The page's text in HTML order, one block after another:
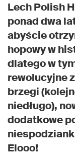
Lech Polish
ponad dwa
abyście
hopowy w
dlatego w
rewolucyjne
brzegi
niedługo),
dodatkowe
Elooo!